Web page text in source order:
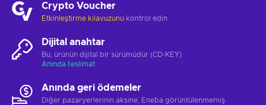
Crypto Voucher
Etkinleştirme kılavuzunu kontrol edin
Dijital anahtar
Bu, ürünün dijital bir sürümüdür (CD-KEY)
Anında teslimat
Anında geri ödemeler
Diğer pazaryerlerinin aksine, Eneba görüntülenmemiş